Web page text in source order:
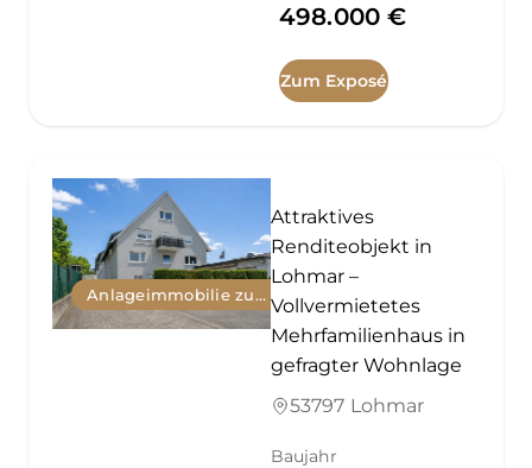
498.000 €
Zum Exposé
Anlageimmobilie zum Kauf
Attraktives
Renditeobjekt in
Lohmar –
Vollvermietetes
Mehrfamilienhaus in
gefragter Wohnlage
53797 Lohmar
Baujahr